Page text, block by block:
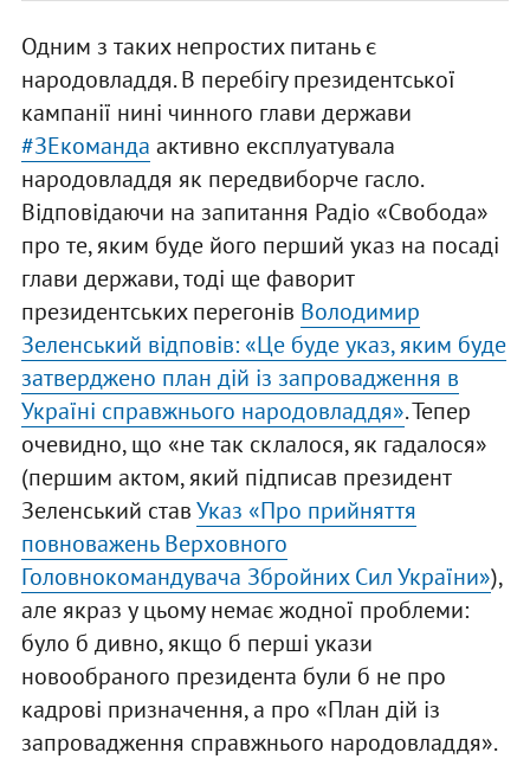
Одним з таких непростих питань є
народовладдя. В перебігу президентської
кампанії нині чинного глави держави
#ЗЕкоманда активно експлуатувала
народовладдя як передвиборче гасло.
Відповідаючи на запитання Радіо «Свобода»
про те, яким буде його перший указ на посаді
глави держави, тоді ще фаворит
президентських перегонів Володимир
Зеленський відповів: «Це буде указ, яким буде
затверджено план дій із запровадження в
Україні справжнього народовладдя». Тепер
очевидно, що «не так склалося, як гадалося»
(першим актом, який підписав президент
Зеленський ставУказ «Про прийняття
повноважень Верховного
Головнокомандувача Збройних Сил України»),
але якраз у цьому немає жодної проблеми:
було б дивно, якщо б перші укази
новообраного президента були б не про
кадрові призначення, а про «План дій із
запровадження справжнього народовладдя».